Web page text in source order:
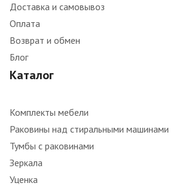
Доставка и самовывоз
Оплата
Возврат и обмен
Блог
Каталог
Комплекты мебели
Раковины над стиральными машинами
Тумбы с раковинами
Зеркала
Уценка